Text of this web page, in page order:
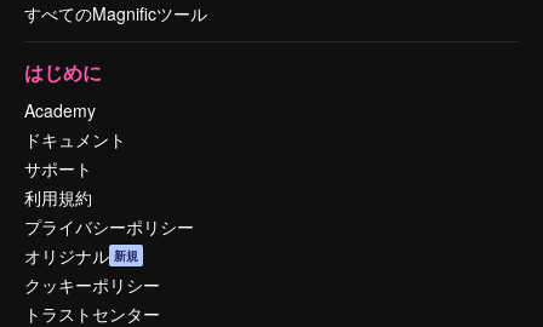
すべてのMagnificツール
はじめに
Academy
ドキュメント
サポート
利用規約
プライバシーポリシー
オリジナル 新規
クッキーポリシー
トラストセンター